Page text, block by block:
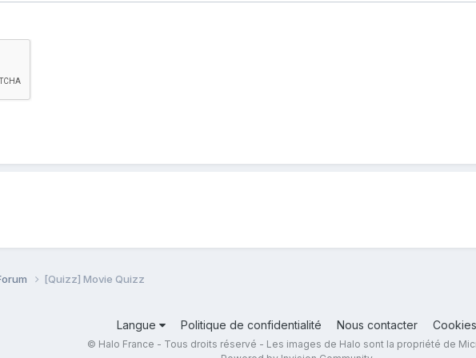
[Quizz] Movie Quizz
Langue Politique de confidentialité Nous contacter Cookies
© Halo France - Tous droits réservé - Les images de Halo sont la propriété de